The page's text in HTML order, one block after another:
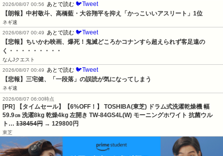
2026/08/07 00:56
あとで読む 🐦Tweet
【朗報】中村敬斗、高橋藍・大谷翔平を抑え「かっこいいアスリート」1位
ネギ速
2026/08/07 00:49
あとで読む 🐦Tweet
【悲報】ちいかわ映画、爆死！鬼滅どころかコナンすら超えられず客足遠の
く・・・・・・・・・
なんJクエスト
2026/08/07 00:49
あとで読む 🐦Tweet
【悲報】三宅健、「一段落」の誤読が気になってしまう
ネギ速
2026/08/07 06:00時点
[PR] 【タイムセール】【6%OFF！】 TOSHIBA(東芝) ドラム式洗濯乾燥機 幅
59.9㎝ 洗濯8kg 乾燥4kg 左開き TW-84GS4L(W) モーニングホワイト 抗菌ウル
ト… 138454円 → 129800円
東芝